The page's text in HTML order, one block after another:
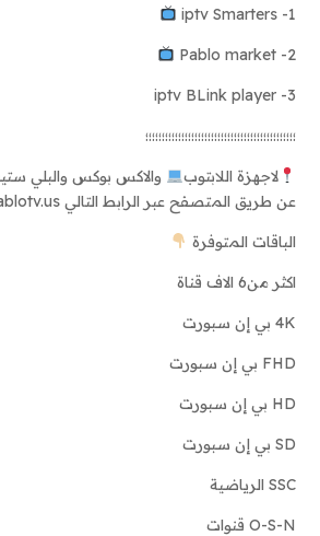
1- iptv Smarters
2- Pablo market
3- iptv BLink player
؛؛؛؛؛؛؛؛؛؛؛؛؛؛؛؛؛؛؛؛؛؛؛؛؛؛؛؛؛؛؛؛؛؛؛؛؛؛؛؛؛؛؛؛؛؛
لاجهزة اللابتوب
والاكس بوكس والبلي
عن طريق المتصفح عبر الرابط التالي tv.pablotv.us
الباقات المتوفرة
اكثر من6 الاف قناة
4K بي إن سبورت
FHD بي إن سبورت
HD بي إن سبورت
SD بي إن سبورت
SSC الرياضية
O-S-N قنوات